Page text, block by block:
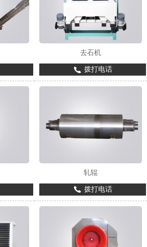
去石机
拨打电话
轧辊
拨打电话